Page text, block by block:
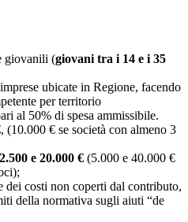
giovanili (giovani tra i 14 e i 35
ubicate in Regione, facendo
per territorio
al 50% di spesa ammissibile.
(10.000 € se società con almeno 3
e 20.000 € (5.000 e 40.000 €
dei costi non coperti dal contributo,
della normativa sugli aiuti “de